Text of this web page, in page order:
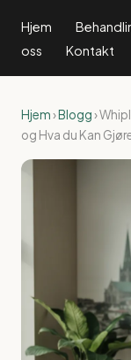
Hjem
oss
Kontakt
Hjem›Blogg›
og Hva du Kan